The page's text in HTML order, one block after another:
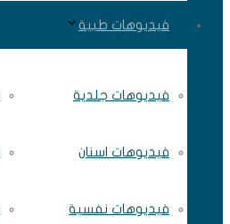
فيديوهات طبية
فيديوهات جلدية
فيديوهات اسنان
فيديوهات نفسية